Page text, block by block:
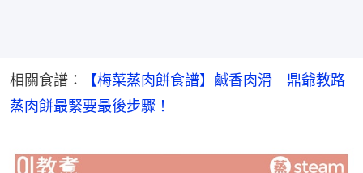
相關食譜：
【梅菜蒸肉餅食譜】鹹香肉滑　鼎爺教路
蒸肉餅最緊要最後步驟！